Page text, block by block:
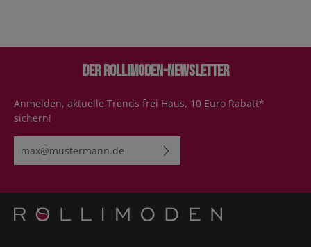
Der Rollimoden-Newsletter
Anmelden, aktuelle Trends frei Haus, 10 Euro Rabatt*
sichern!
Bitte geben Sie die abgebildeten Zeichen ein*